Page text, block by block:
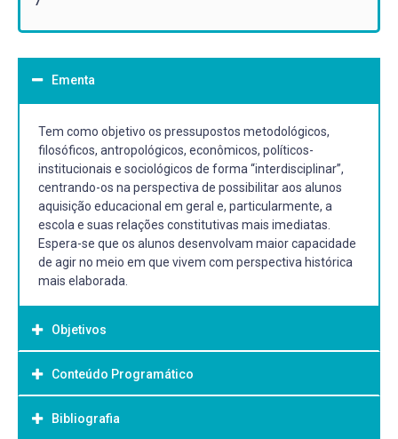
Ementa
Tem como objetivo os pressupostos metodológicos,
filosóficos, antropológicos, econômicos, políticos-
institucionais e sociológicos de forma “interdisciplinar”,
centrando-os na perspectiva de possibilitar aos alunos
aquisição educacional em geral e, particularmente, a
escola e suas relações constitutivas mais imediatas.
Espera-se que os alunos desenvolvam maior capacidade
de agir no meio em que vivem com perspectiva histórica
mais elaborada.
Objetivos
Objetivo Geral:
Possibilitar aos alunos a aquisição progressiva de
sensibilidade e competência para compreender e
Conteúdo Programático
Categorias filosóficas apropriadas para o estudo de
Bibliografia